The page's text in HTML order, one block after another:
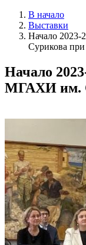
В начало
Выставки
Начало
Сурикова
Начало
МГАХИ им.